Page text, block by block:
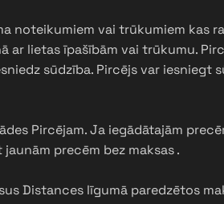
vai trūkumiem kas
ar lietas īpašībām vai trūkumu.
sūdzība. Pircējs var
Pircējam. Ja iegādātajām
precēm bez maksas .
Distances līgumā paredzētos